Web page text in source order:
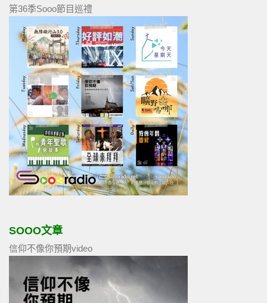
第36季Sooo節目巡禮
SOOO文章
信仰不像你預期video